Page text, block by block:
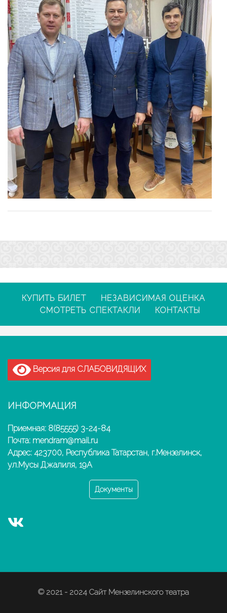
КУПИТЬ БИЛЕТ
НЕЗАВИСИМАЯ ОЦЕНКА
СМОТРЕТЬ СПЕКТАКЛИ
КОНТАКТЫ
Версия для СЛАБОВИДЯЩИХ
ИНФОРМАЦИЯ
Приемная: 8(85555) 3-24-84
Почта: mendram@mail.ru
Адрес: 423700, Республика Татарстан, г.Мензелинск,
ул.Мусы Джалиля, 19А
Документы
© 2021 - 2024 Сайт Мензелинского театра